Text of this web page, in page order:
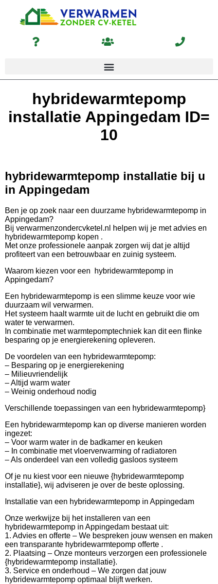
hybridewarmtepomp
installatie Appingedam ID=
10
hybridewarmtepomp installatie bij u
in Appingedam
Ben je op zoek naar een duurzame hybridewarmtepomp in
Appingedam?
Bij verwarmenzondercvketel.nl helpen wij je met advies en
hybridewarmtepomp kopen .
Met onze professionele aanpak zorgen wij dat je altijd
profiteert van een betrouwbaar en zuinig systeem.
Waarom kiezen voor een hybridewarmtepomp in
Appingedam?
Een hybridewarmtepomp is een slimme keuze voor wie
duurzaam wil verwarmen.
Het systeem haalt warmte uit de lucht en gebruikt die om
water te verwarmen.
In combinatie met warmtepomptechniek kan dit een flinke
besparing op je energierekening opleveren.
De voordelen van een hybridewarmtepomp:
– Besparing op je energierekening
– Milieuvriendelijk
– Altijd warm water
– Weinig onderhoud nodig
Verschillende toepassingen van een hybridewarmtepomp}
Een hybridewarmtepomp kan op diverse manieren worden
ingezet:
– Voor warm water in de badkamer en keuken
– In combinatie met vloerverwarming of radiatoren
– Als onderdeel van een volledig gasloos systeem
Of je nu kiest voor een nieuwe {hybridewarmtepomp
installatie}, wij adviseren je over de beste oplossing.
Installatie van een hybridewarmtepomp in Appingedam
Onze werkwijze bij het installeren van een
hybridewarmtepomp in Appingedam bestaat uit:
1. Advies en offerte – We bespreken jouw wensen en maken
een transparante hybridewarmtepomp offerte .
2. Plaatsing – Onze monteurs verzorgen een professionele
{hybridewarmtepomp installatie}.
3. Service en onderhoud – We zorgen dat jouw
hybridewarmtepomp optimaal blijft werken.